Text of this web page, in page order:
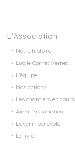
L’Association
Notre histoire
Lucile Cornet Vernet
L’équipe
Nos actions
Les chantiers en cours
Aider l’association
Devenir bénévole
Le livre